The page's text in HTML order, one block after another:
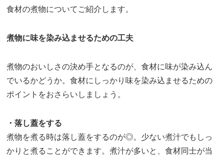
食材の煮物についてご紹介します。
煮物に味を染み込ませるための工夫
煮物のおいしさの決め手となるのが、食材に味が染み込ん
でいるかどうか。食材にしっかり味を染み込ませるための
ポイントをおさらいしましょう。
・落し蓋をする
煮物を煮る時は落し蓋をするのが◎。少ない煮汁でもしっ
かりと煮ることができます。煮汁が多いと、食材同士が当